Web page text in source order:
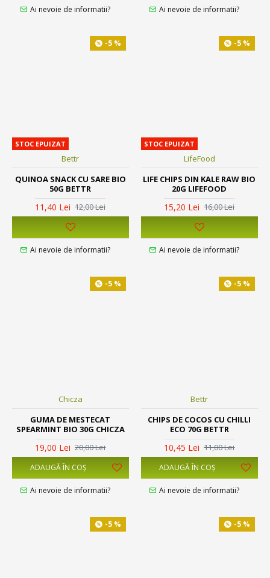
Ai nevoie de informatii? Ai nevoie de informatii?
-5 %
STOC EPUIZAT
Bettr
QUINOA SNACK CU SARE BIO
50G BETTR
11,40 Lei 12,00 Lei
Ai nevoie de informatii?
-5 %
STOC EPUIZAT
LifeFood
LIFE CHIPS DIN KALE RAW BIO
20G LIFEFOOD
15,20 Lei 16,00 Lei
Ai nevoie de informatii?
-5 %
Chicza
GUMA DE MESTECAT
SPEARMINT BIO 30G CHICZA
19,00 Lei 20,00 Lei
ADAUGĂ ÎN COŞ
Ai nevoie de informatii?
-5 %
Bettr
CHIPS DE COCOS CU CHILLI
ECO 70G BETTR
10,45 Lei 11,00 Lei
ADAUGĂ ÎN COŞ
Ai nevoie de informatii?
-5 % -5 %